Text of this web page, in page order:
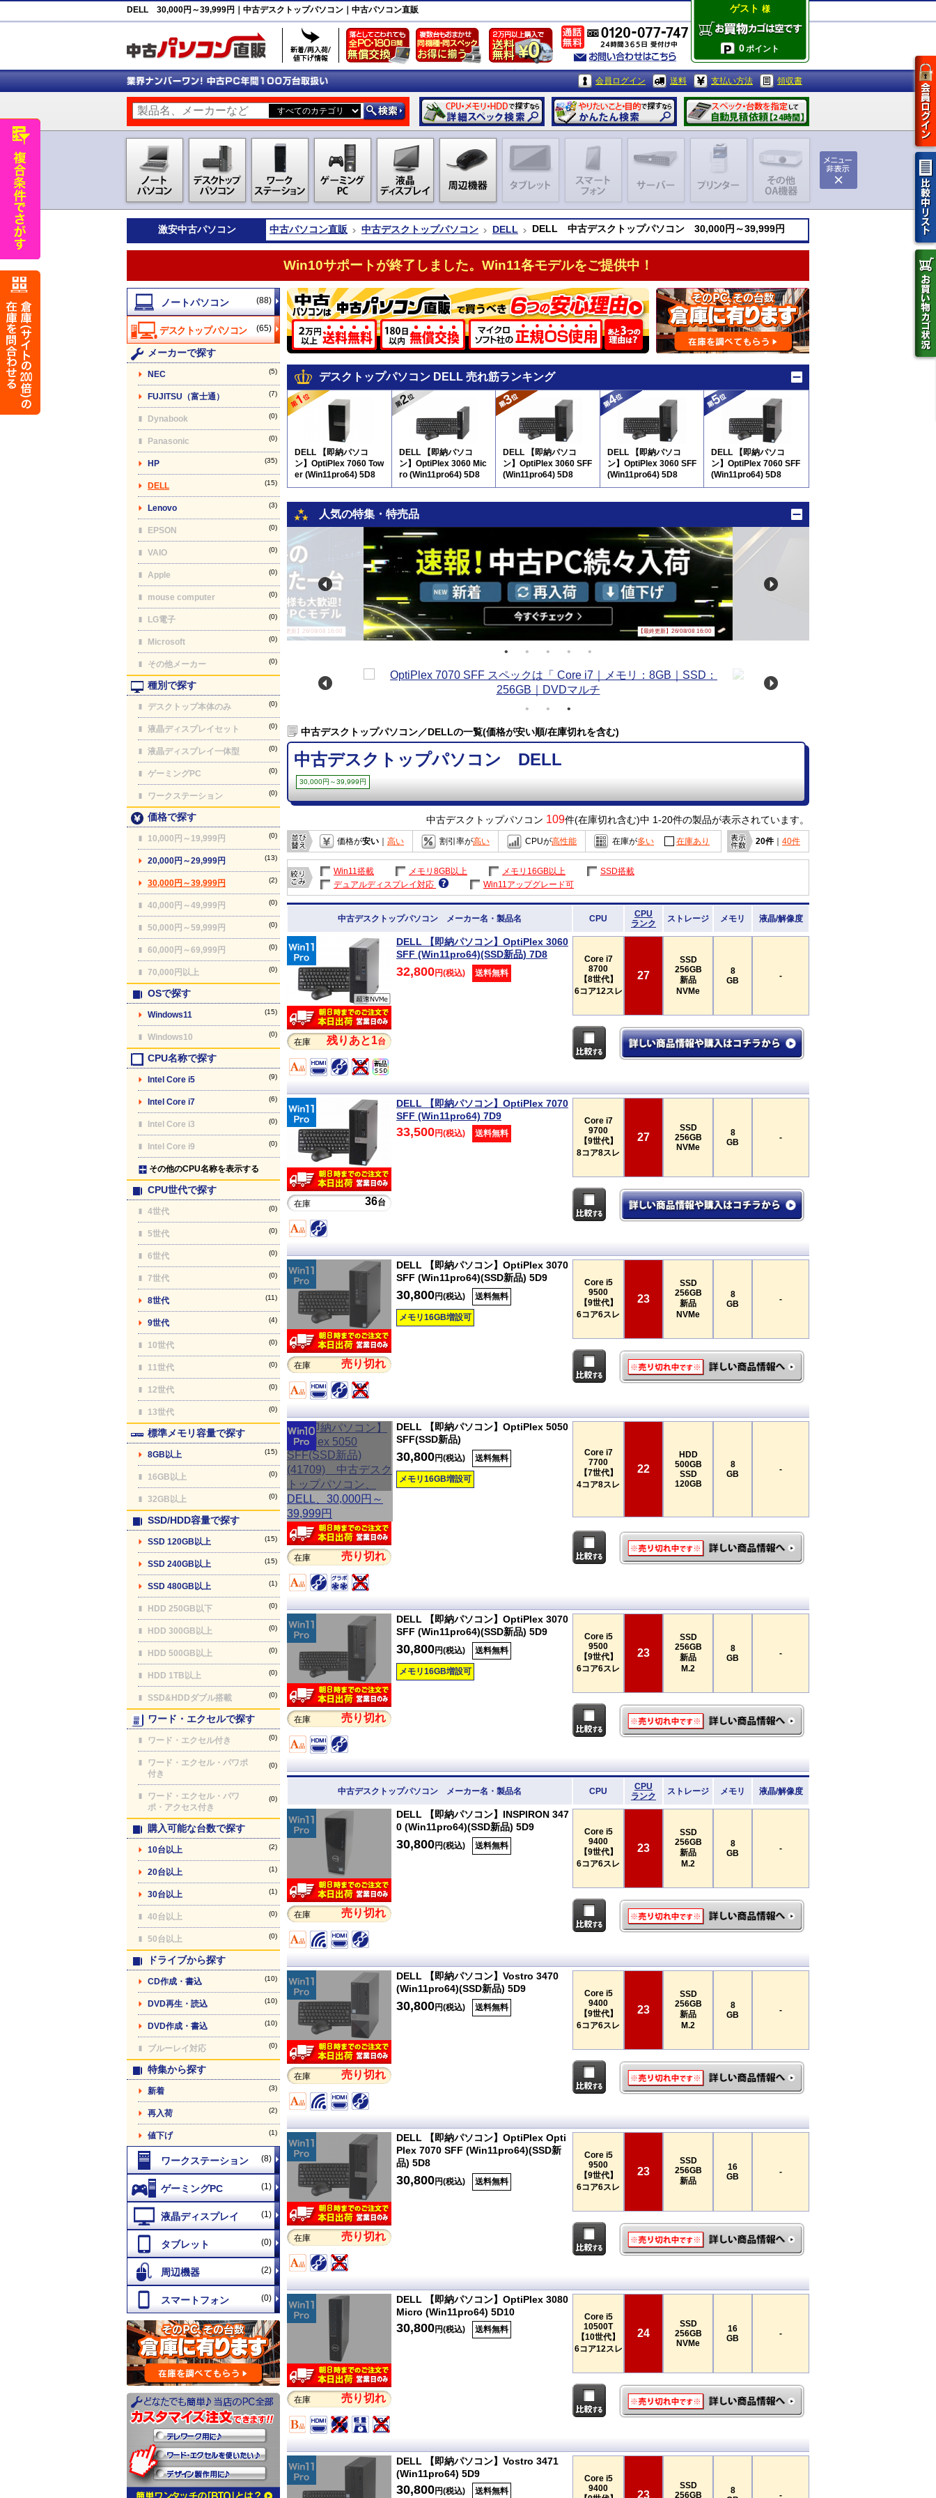
DELL 30,000円～39,999円｜中古デスクトップパソコン｜中古パソコン直販 ゲスト 様
0ポイント
会員ログイン 送料 支払い方法 領収書
激安中古パソコン 中古パソコン直販 中古デスクトップパソコン DELL DELL 中古デスクトップパソコン 30,000円～39,999円
Win10サポートが終了しました。Win11各モデルをご提供中！
(88)
(65)
メーカーで探す
NEC (5)
FUJITSU（富士通） (7)
Dynabook (0)
Panasonic (0)
HP (35)
DELL (15)
Lenovo (3)
EPSON (0)
VAIO (0)
Apple (0)
mouse computer (0)
LG電子 (0)
Microsoft (0)
その他メーカー (0)
種別で探す
デスクトップ本体のみ (0)
液晶ディスプレイセット (0)
液晶ディスプレイ一体型 (0)
ゲーミングPC (0)
ワークステーション (0)
価格で探す
10,000円～19,999円 (0)
20,000円～29,999円 (13)
30,000円～39,999円 (2)
40,000円～49,999円 (0)
50,000円～59,999円 (0)
60,000円～69,999円 (0)
70,000円以上 (0)
OSで探す
Windows11 (15)
Windows10 (0)
CPU名称で探す
Intel Core i5 (9)
Intel Core i7 (6)
Intel Core i3 (0)
Intel Core i9 (0)
その他のCPU名称を表示する
CPU世代で探す
4世代 (0)
5世代 (0)
6世代 (0)
7世代 (0)
8世代 (11)
9世代 (4)
10世代 (0)
11世代 (0)
12世代 (0)
13世代 (0)
標準メモリ容量で探す
8GB以上 (15)
16GB以上 (0)
32GB以上 (0)
SSD/HDD容量で探す
SSD 120GB以上 (15)
SSD 240GB以上 (15)
SSD 480GB以上 (1)
HDD 250GB以下 (0)
HDD 300GB以上 (0)
HDD 500GB以上 (0)
HDD 1TB以上 (0)
SSD&HDDダブル搭載 (0)
ワード・エクセルで探す
ワード・エクセル付き (0)
ワード・エクセル・パワポ
付き
(0)
ワード・エクセル・パワ
ポ・アクセス付き
(0)
購入可能な台数で探す
10台以上 (2)
20台以上 (1)
30台以上 (1)
40台以上 (0)
50台以上 (0)
ドライブから探す
CD作成・書込 (10)
DVD再生・読込 (10)
DVD作成・書込 (10)
ブルーレイ対応 (0)
特集から探す
新着 (3)
再入荷 (2)
値下げ (1)
(8)
(1)
(1)
(0)
(2)
(0)
デスクトップパソコン DELL 売れ筋ランキング
DELL 【即納パソコ
ン】OptiPlex 7060 Tow
er (Win11pro64) 5D8
DELL 【即納パソコ
ン】OptiPlex 3060 Mic
ro (Win11pro64) 5D8
DELL 【即納パソコ
ン】OptiPlex 3060 SFF
(Win11pro64) 5D8
DELL 【即納パソコ
ン】OptiPlex 3060 SFF
(Win11pro64) 5D8
DELL 【即納パソコ
ン】OptiPlex 7060 SFF
(Win11pro64) 5D8
人気の特集・特売品
【最終更新】26/08/08 16:00 【最終更新】26/08/08 16:00
中古デスクトップパソコン／DELLの一覧(価格が安い順/在庫切れを含む)
中古デスクトップパソコン DELL
30,000円～39,999円
中古デスクトップパソコン 109件(在庫切れ含む)中 1-20件の製品が表示されています。
価格が安い 高い 割引率が高い CPUが高性能 在庫が多い 在庫あり 20件｜ 40件
Win11搭載 メモリ8GB以上 メモリ16GB以上
SSD搭載
デュアルディスプレイ対応
Win11アップグレード可
中古デスクトップパソコン メーカー名・製品名 CPU
CPU
ランク
ストレージ メモリ 液晶/解像度
在庫 残りあと1台
DELL 【即納パソコン】OptiPlex 3060
SFF (Win11pro64)(SSD新品) 7D8
32,800円(税込) 送料無料
Core i7
8700
【8世代】
6コア12スレ
27
SSD
256GB
新品
NVMe
8
GB
-
在庫 36台
DELL 【即納パソコン】OptiPlex 7070
SFF (Win11pro64) 7D9
33,500円(税込) 送料無料
Core i7
9700
【9世代】
8コア8スレ
27
SSD
256GB
NVMe
8
GB
-
在庫 売り切れ
DELL 【即納パソコン】OptiPlex 3070
SFF (Win11pro64)(SSD新品) 5D9
30,800円(税込) 送料無料
メモリ16GB増設可
Core i5
9500
【9世代】
6コア6スレ
23
SSD
256GB
新品
NVMe
8
GB
-
在庫 売り切れ
DELL 【即納パソコン】OptiPlex 5050
SFF(SSD新品)
30,800円(税込) 送料無料
メモリ16GB増設可
Core i7
7700
【7世代】
4コア8スレ
22
HDD
500GB
SSD
120GB
8
GB
-
在庫 売り切れ
DELL 【即納パソコン】OptiPlex 3070
SFF (Win11pro64)(SSD新品) 5D9
30,800円(税込) 送料無料
メモリ16GB増設可
Core i5
9500
【9世代】
6コア6スレ
23
SSD
256GB
新品
M.2
8
GB
-
中古デスクトップパソコン メーカー名・製品名 CPU
CPU
ランク
ストレージ メモリ 液晶/解像度
在庫 売り切れ
DELL 【即納パソコン】INSPIRON 347
0 (Win11pro64)(SSD新品) 5D9
30,800円(税込) 送料無料
Core i5
9400
【9世代】
6コア6スレ
23
SSD
256GB
新品
M.2
8
GB
-
在庫 売り切れ
DELL 【即納パソコン】Vostro 3470
(Win11pro64)(SSD新品) 5D9
30,800円(税込) 送料無料
Core i5
9400
【9世代】
6コア6スレ
23
SSD
256GB
新品
M.2
8
GB
-
在庫 売り切れ
DELL 【即納パソコン】OptiPlex Opti
Plex 7070 SFF (Win11pro64)(SSD新
品) 5D8
30,800円(税込) 送料無料
Core i5
9500
【9世代】
6コア6スレ
23
SSD
256GB
新品
16
GB
-
在庫 売り切れ
DELL 【即納パソコン】OptiPlex 3080
Micro (Win11pro64) 5D10
30,800円(税込) 送料無料
Core i5
10500T
【10世代】
6コア12スレ
24
SSD
256GB
NVMe
16
GB
-
DELL 【即納パソコン】Vostro 3471
(Win11pro64) 5D9
30,800円(税込) 送料無料
Core i5
9400
23
SSD
256GB
8
-